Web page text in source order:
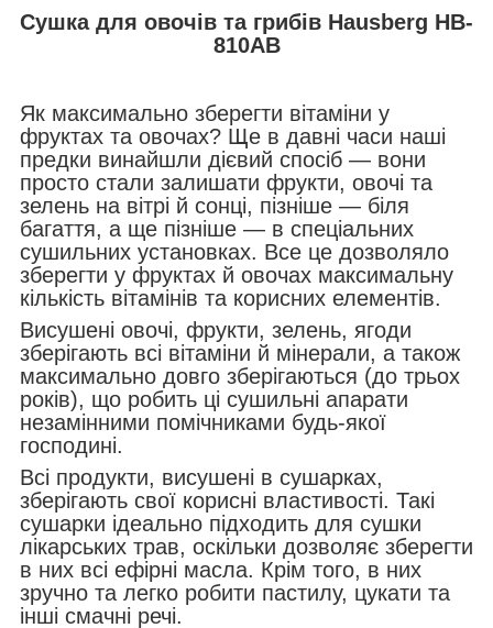
Сушка для овочів та грибів Hausberg HB-
810AB
Як максимально зберегти вітаміни у
фруктах та овочах? Ще в давні часи наші
предки винайшли дієвий спосіб — вони
просто стали залишати фрукти, овочі та
зелень на вітрі й сонці, пізніше — біля
багаття, а ще пізніше — в спеціальних
сушильних установках. Все це дозволяло
зберегти у фруктах й овочах максимальну
кількість вітамінів та корисних елементів.
Висушені овочі, фрукти, зелень, ягоди
зберігають всі вітаміни й мінерали, а також
максимально довго зберігаються (до трьох
років), що робить ці сушильні апарати
незамінними помічниками будь-якої
господині.
Всі продукти, висушені в сушарках,
зберігають свої корисні властивості. Такі
сушарки ідеально підходить для сушки
лікарських трав, оскільки дозволяє зберегти
в них всі ефірні масла. Крім того, в них
зручно та легко робити пастилу, цукати та
інші смачні речі.